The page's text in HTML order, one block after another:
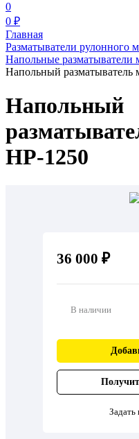
0
0 ₽
Главная
Разматыватели рулонного
Напольные разматыватели
Напольный разматыватель
Напольный
НР-1250
36 000 ₽
В наличии
Задать